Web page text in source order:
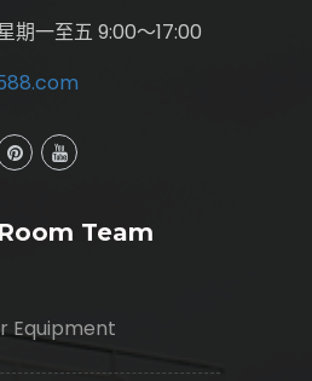
期一至五 9:00〜17:00
Team
Equipment